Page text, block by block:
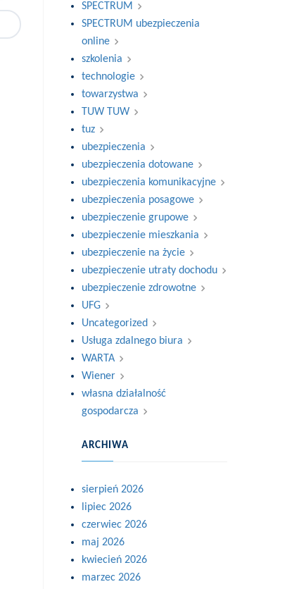
SPECTRUM
SPECTRUM ubezpieczenia
online
szkolenia
technologie
towarzystwa
TUW TUW
tuz
ubezpieczenia
ubezpieczenia dotowane
ubezpieczenia komunikacyjne
ubezpieczenia posagowe
ubezpieczenie grupowe
ubezpieczenie mieszkania
ubezpieczenie na życie
ubezpieczenie utraty dochodu
ubezpieczenie zdrowotne
UFG
Uncategorized
Usługa zdalnego biura
WARTA
Wiener
własna działalność
gospodarcza
ARCHIWA
sierpień 2026
lipiec 2026
czerwiec 2026
maj 2026
kwiecień 2026
marzec 2026